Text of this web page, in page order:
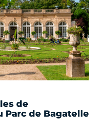
de
Parc de Bagatelle